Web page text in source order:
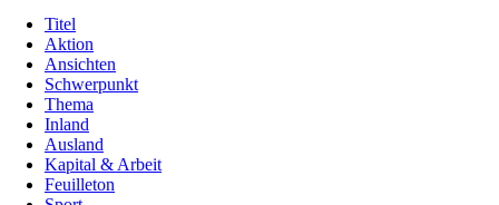
Titel
Aktion
Ansichten
Schwerpunkt
Thema
Inland
Ausland
Kapital & Arbeit
Feuilleton